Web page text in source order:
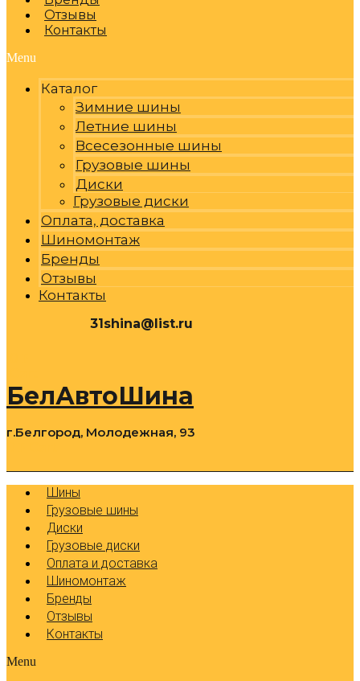
Отзывы
Контакты
Menu
Каталог
Зимние шины
Летние шины
Всесезонные шины
Грузовые шины
Диски
Грузовые диски
Оплата, доставка
Шиномонтаж
Бренды
Отзывы
Контакты
31shina@list.ru
БелАвтоШина
г.Белгород, Молодежная, 93
Шины
Грузовые шины
Диски
Грузовые диски
Оплата и доставка
Шиномонтаж
Бренды
Отзывы
Контакты
Menu